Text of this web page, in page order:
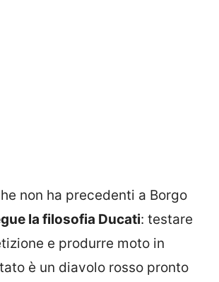
non ha precedenti a Borgo
la filosofia Ducati: testare
e produrre moto in
è un diavolo rosso pronto